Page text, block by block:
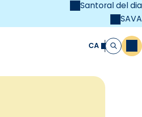
Santoral del dia
SAVA
CA Cerca